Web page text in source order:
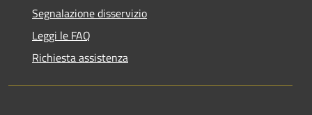
Segnalazione disservizio
Leggi le FAQ
Richiesta assistenza